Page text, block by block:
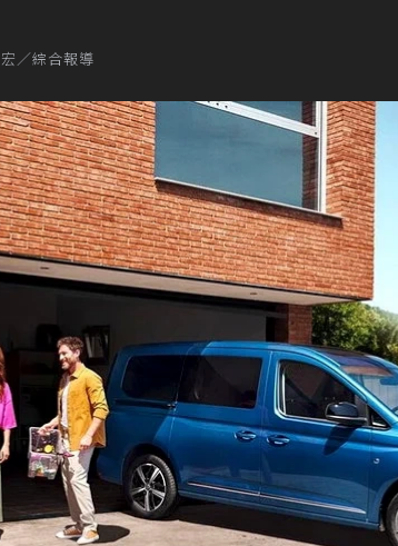
／綜合報導